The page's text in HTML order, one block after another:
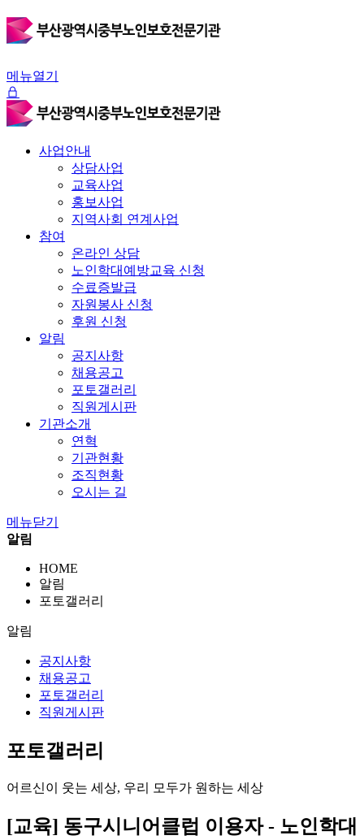
메뉴열기
사업안내
상담사업
교육사업
홍보사업
지역사회 연계사업
참여
온라인 상담
노인학대예방교육 신청
수료증발급
자원봉사 신청
후원 신청
알림
공지사항
채용공고
포토갤러리
직원게시판
기관소개
연혁
기관현황
조직현황
오시는 길
메뉴닫기
알림
HOME
알림
포토갤러리
알림
공지사항
채용공고
포토갤러리
직원게시판
포토갤러리
어르신이 웃는 세상, 우리 모두가 원하는 세상
[교육] 동구시니어클럽 이용자 - 노인학대